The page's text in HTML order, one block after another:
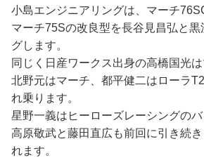
小島エンジニアリングは、マーチ
マーチ75Sの改良型を長谷見昌弘と
グします。
同じく日産ワークス出身の高橋国光は
北野元はマーチ、都平健二はローラ
れ乗ります。
星野一義はヒーローズレーシングのバ
高原敬武と藤田直広も前回に引き続
れます。